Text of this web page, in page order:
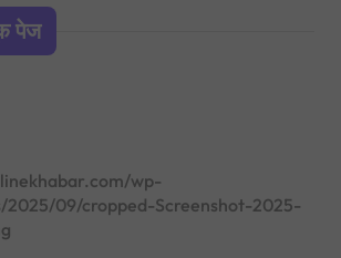
पेज
wp-
2025/09/cropped-Screenshot-2025-